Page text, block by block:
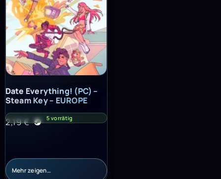
Date Everything! (PC) – Steam Key – EUROPE
Date Everything! (PC) –
Steam Key – EUROPE
2,19€ 5 vorrätig
Mehr zeigen…